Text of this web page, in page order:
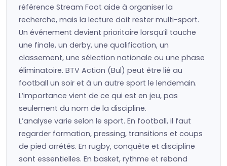
référence Stream Foot aide à organiser la
recherche, mais la lecture doit rester multi-sport.
Un événement devient prioritaire lorsqu’il touche
une finale, un derby, une qualification, un
classement, une sélection nationale ou une phase
éliminatoire. BTV Action (Bul) peut être lié au
football un soir et à un autre sport le lendemain.
L’importance vient de ce qui est en jeu, pas
seulement du nom de la discipline.
L’analyse varie selon le sport. En football, il faut
regarder formation, pressing, transitions et coups
de pied arrêtés. En rugby, conquête et discipline
sont essentielles. En basket, rythme et rebond